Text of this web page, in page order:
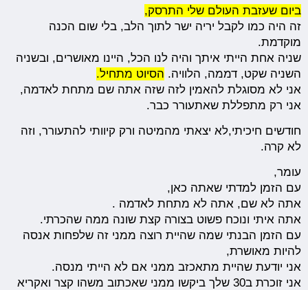
ביום שעזבת העולם שלי התרסק,
זה היה כמו לקבל יריה ישר לתוך הלב, בלי שום הכנה
מוקדמת.
שניה אחת הייתי איתך והיה לנו הכל, היינו מאושרים, ובשניה
השניה שקט, דממה, הלוויה. הסיוט מתחיל.
אני לא מסוגלת להאמין לזה שזה אתה שם מתחת לאדמה,
אני רק מתפללת שאתעורר כבר.
חודשים חיכיתי,לא יצאתי מהמיטה ורק קיוותי להתעורר, וזה
לא קרה.
עומר,
עם הזמן למדתי שאתה כאן,
אתה לא שם, אתה לא מתחת לאדמה .
אתה איתי ונוכח פשוט בצורה קצת שונה ממה שהכרתי.
עם הזמן הבנתי שמה שהיית רוצה ממני זה שלפחות אנסה
להיות מאושרת,
אני יודעת שהיית מתאכזב ממני אם לא הייתי מנסה.
אני זוכרת ב30 שלך ביקשו ממני שאכתוב משהו קצר ואקריא